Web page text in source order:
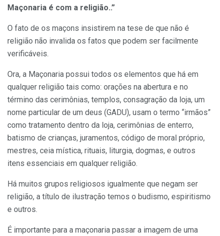
Maçonaria é com a religião..”
O fato de os maçons insistirem na tese de que não é
religião não invalida os fatos que podem ser facilmente
verificáveis.
Ora, a Maçonaria possui todos os elementos que há em
qualquer religião tais como: orações na abertura e no
término das cerimônias, templos, consagração da loja, um
nome particular de um deus (GADU), usam o termo “irmãos”
como tratamento dentro da loja, cerimônias de enterro,
batismo de crianças, juramentos, código de moral próprio,
mestres, ceia mística, rituais, liturgia, dogmas, e outros
itens essenciais em qualquer religião.
Há muitos grupos religiosos igualmente que negam ser
religião, a título de ilustração temos o budismo, espiritismo
e outros.
É importante para a maçonaria passar a imagem de uma